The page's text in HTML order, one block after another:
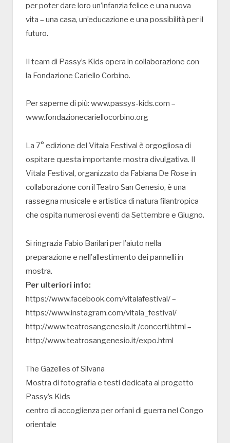
per poter dare loro un’infanzia felice e una nuova
vita – una casa, un’educazione e una possibilità per il
futuro.
Il team di Passy’s Kids opera in collaborazione con
la Fondazione Cariello Corbino.
Per saperne di più: www.passys-kids.com –
www.fondazionecariellocorbino.org
La 7° edizione del Vitala Festival è orgogliosa di
ospitare questa importante mostra divulgativa. Il
Vitala Festival, organizzato da Fabiana De Rose in
collaborazione con il Teatro San Genesio, è una
rassegna musicale e artistica di natura filantropica
che ospita numerosi eventi da Settembre e Giugno.
Si ringrazia Fabio Barilari per l’aiuto nella
preparazione e nell’allestimento dei pannelli in
mostra.
Per ulteriori info:
https://www.facebook.com/vitalafestival/ –
https://www.instagram.com/vitala_festival/
http://www.teatrosangenesio.it /concerti.html –
http://www.teatrosangenesio.it/expo.html
The Gazelles of Silvana
Mostra di fotografia e testi dedicata al progetto
Passy’s Kids
centro di accoglienza per orfani di guerra nel Congo
orientale